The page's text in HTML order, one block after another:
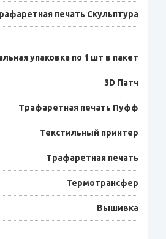
печать Скульптура
упаковка по 1 шт в пакет
3D Патч
Трафаретная печать Пуфф
Текстильный принтер
Трафаретная печать
Термотрансфер
Вышивка